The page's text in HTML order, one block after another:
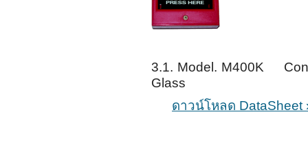
3.1. Model. M400K
Glass
ดาวน์โหลด DataSheet